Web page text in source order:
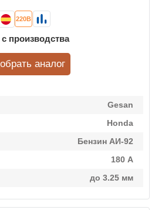
Gesan
Honda
Бензин АИ-92
180 А
до 3.25 мм
220В
производства
аналог